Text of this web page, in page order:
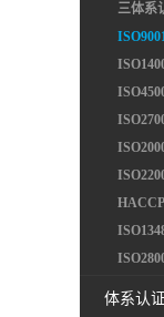
三体系
HACCP
体系认证